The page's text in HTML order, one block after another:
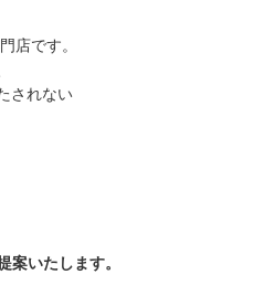
店です。
されない
案いたします。